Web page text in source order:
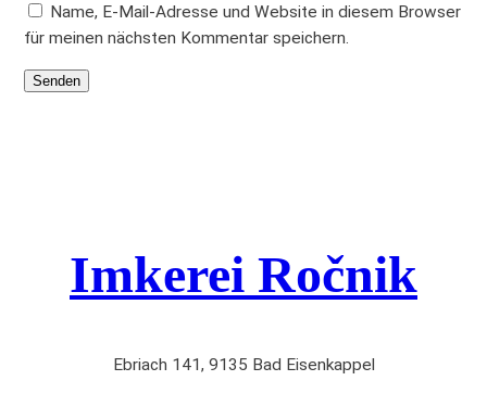
Name, E-Mail-Adresse und Website in diesem Browser
für meinen nächsten Kommentar speichern.
Imkerei Ročnik
Ebriach 141, 9135 Bad Eisenkappel